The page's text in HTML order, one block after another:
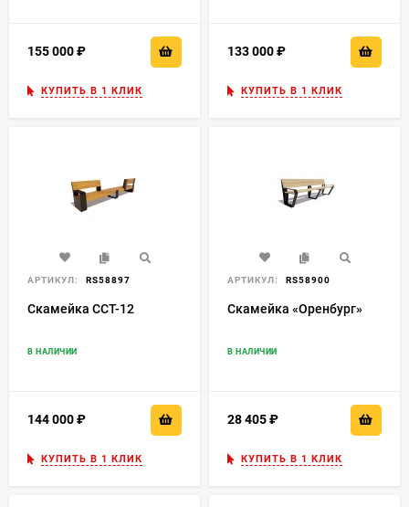
155 000
КУПИТЬ В 1 КЛИК
133 000
КУПИТЬ В 1 КЛИК
АРТИКУЛ: RS58897
Скамейка ССТ-12
В НАЛИЧИИ
144 000
КУПИТЬ В 1 КЛИК
АРТИКУЛ: RS58900
Скамейка «Оренбург»
В НАЛИЧИИ
28 405
КУПИТЬ В 1 КЛИК